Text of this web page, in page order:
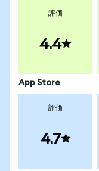
評価
4.4
App Store
評価
4.7